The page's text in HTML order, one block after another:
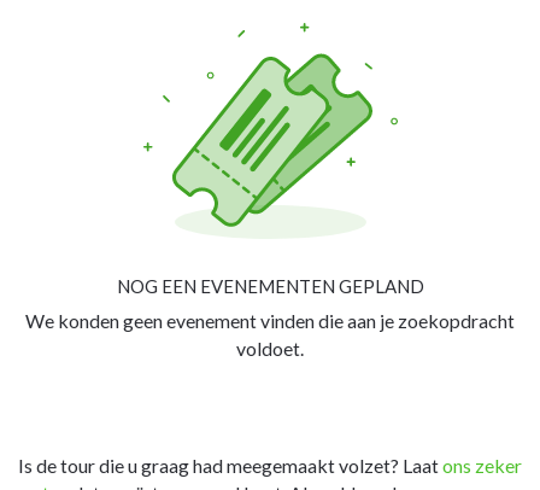
NOG EEN EVENEMENTEN GEPLAND
We konden geen evenement vinden die aan je zoekopdracht
voldoet.
Is de tour die u graag had meegemaakt volzet? Laatons zeker